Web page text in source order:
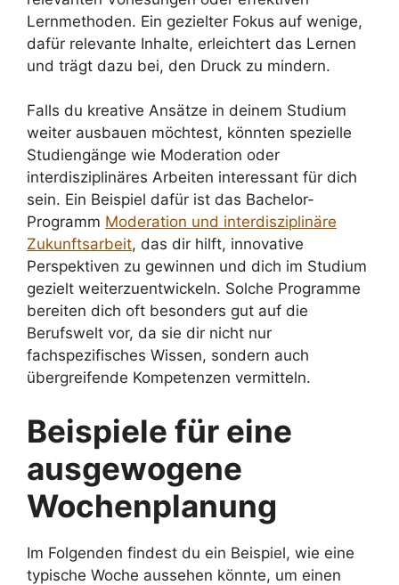
Lernmethoden. Ein gezielter Fokus auf wenige,
dafür relevante Inhalte, erleichtert das Lernen
und trägt dazu bei, den Druck zu mindern.
Falls du kreative Ansätze in deinem Studium
weiter ausbauen möchtest, könnten spezielle
Studiengänge wie Moderation oder
interdisziplinäres Arbeiten interessant für dich
sein. Ein Beispiel dafür ist das Bachelor-
Programm Moderation und interdisziplinäre
Zukunftsarbeit, das dir hilft, innovative
Perspektiven zu gewinnen und dich im Studium
gezielt weiterzuentwickeln. Solche Programme
bereiten dich oft besonders gut auf die
Berufswelt vor, da sie dir nicht nur
fachspezifisches Wissen, sondern auch
übergreifende Kompetenzen vermitteln.
Beispiele für eine
ausgewogene
Wochenplanung
Im Folgenden findest du ein Beispiel, wie eine
typische Woche aussehen könnte, um einen